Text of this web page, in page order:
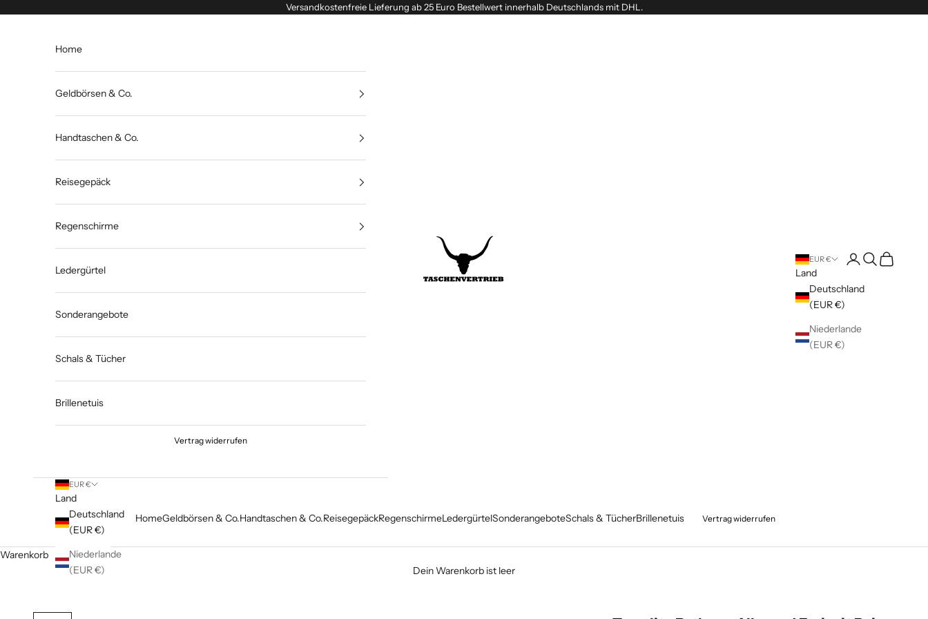
Versandkostenfreie Lieferung ab 25 Euro Bestellwert innerhalb Deutschlands mit DHL.
Taschenvertrieb
HomeGeldbörsen & Co.Handtaschen & Co.ReisegepäckRegenschirmeLedergürtelSonderangeboteSchals & TücherBrillenetuis Vertrag widerrufen
EUR €
Land
Deutschland
(EUR €)
Niederlande
(EUR €)
Anmelden
SuchenWarenkorb
Home
Geldbörsen & Co.
Handtaschen & Co.
Reisegepäck
Regenschirme
Ledergürtel
Sonderangebote
Schals & Tücher
Brillenetuis
Vertrag widerrufen
EUR €
Land
Deutschland
(EUR €)
Niederlande
(EUR €)
Warenkorb
Dein Warenkorb ist leer